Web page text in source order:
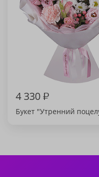
4 330₽
Букет "Утренний